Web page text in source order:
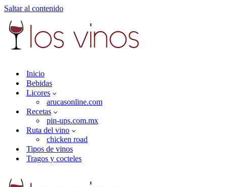
Saltar al contenido
Inicio
Bebidas
Licores
arucasonline.com
Recetas
pin-ups.com.mx
Ruta del vino
chicken road
Tipos de vinos
Tragos y cocteles